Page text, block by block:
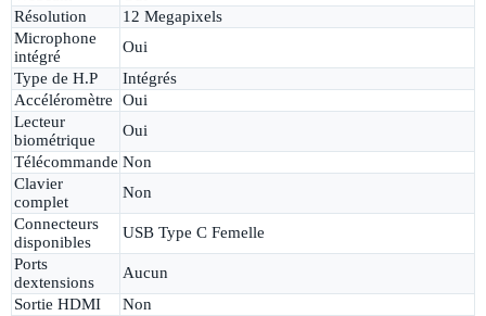
Résolution
12 Megapixels
Microphone
intégré
Oui
Type de H.P
Intégrés
Accéléromètre
Oui
Lecteur
biométrique
Oui
Télécommande Non
Clavier
complet
Non
Connecteurs
disponibles
USB Type C Femelle
Ports
dextensions
Aucun
Sortie HDMI
Non